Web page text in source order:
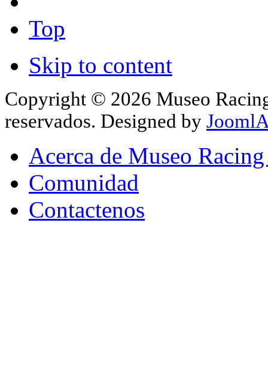
Top
Skip to content
Copyright © 2026 Museo
reservados. Designed by
Acerca de Museo
Comunidad
Contactenos